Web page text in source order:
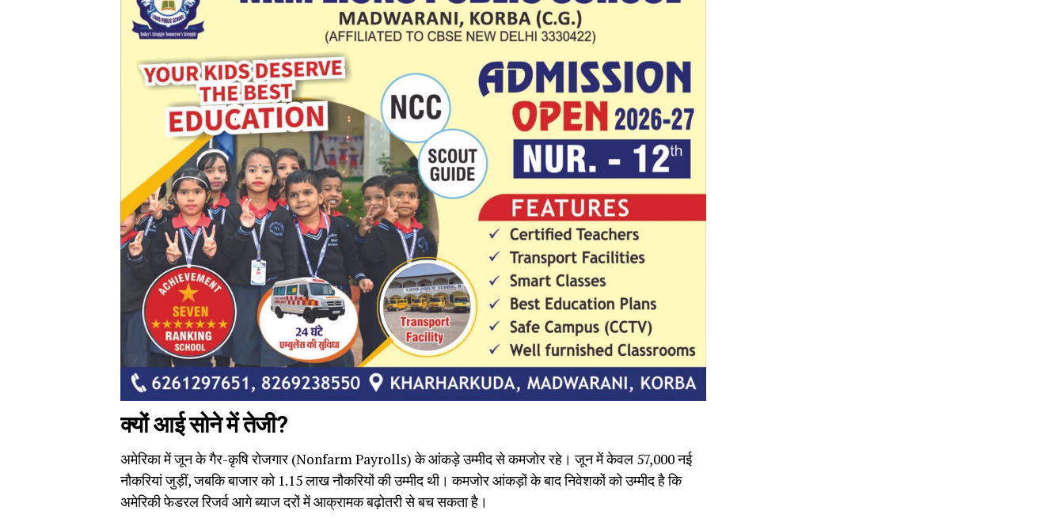
क्यों आई सोने में तेजी?
अमेरिका में जून के गैर-कृषि रोजगार (Nonfarm Payrolls) के आंकड़े उम्मीद से कमजोर रहे। जून में केवल 57,000 नई
नौकरियां जुड़ीं, जबकि बाजार को 1.15 लाख नौकरियों की उम्मीद थी। कमजोर आंकड़ों के बाद निवेशकों को उम्मीद है कि
अमेरिकी फेडरल रिजर्व आगे ब्याज दरों में आक्रामक बढ़ोतरी से बच सकता है।